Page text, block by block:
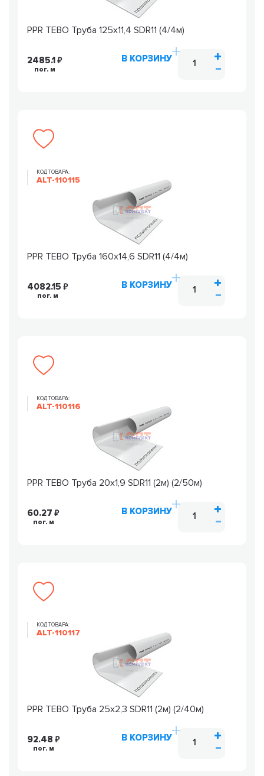
PPR TEBO Труба 125х11,4 SDR11 (4/4м)
2485.1
пог. м
В КОРЗИНУ
КОД ТОВАРА:
ALT-110115
PPR TEBO Труба 160х14,6 SDR11 (4/4м)
4082.15
пог. м
В КОРЗИНУ
КОД ТОВАРА:
ALT-110116
PPR TEBO Труба 20х1,9 SDR11 (2м) (2/50м)
60.27
пог. м
В КОРЗИНУ
КОД ТОВАРА:
ALT-110117
PPR TEBO Труба 25х2,3 SDR11 (2м) (2/40м)
92.48
пог. м
В КОРЗИНУ